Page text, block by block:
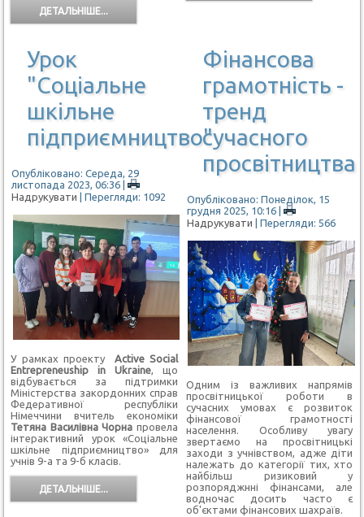
ДЕТАЛЬНІШЕ...
Урок
"Соціальне
шкільне
підприємництво"
Опубліковано: Середа, 29
листопада 2023, 06:36 |
Надрукувати
| Перегляди: 1092
У рамках проектуActive Social
Entrepreneuship in Ukraine, що
відбувається за підтримки
Міністерства закордонних справ
Федеративної республіки
Німеччини вчитель економіки
Тетяна Василівна Чорна провела
інтерактивний урок «Соціальне
шкільне підприємництво» для
учнів 9-а та 9-б класів.
ДЕТАЛЬНІШЕ...
Фінансова
грамотність -
тренд
сучасного
просвітництва
Опубліковано: Понеділок, 15
грудня 2025, 10:16|
Надрукувати
| Перегляди: 566
Одним із важливих напрямів
просвітницької роботи в
сучасних умовах є розвиток
фінансової грамотності
населення. Особливу увагу
звертаємо на просвітницькі
заходи з учнівством, адже діти
належать до категорії тих, хто
найбільш ризиковий у
розпоряджнні фінансами, але
водночас досить часто є
об'єктами фінансових шахраїв.